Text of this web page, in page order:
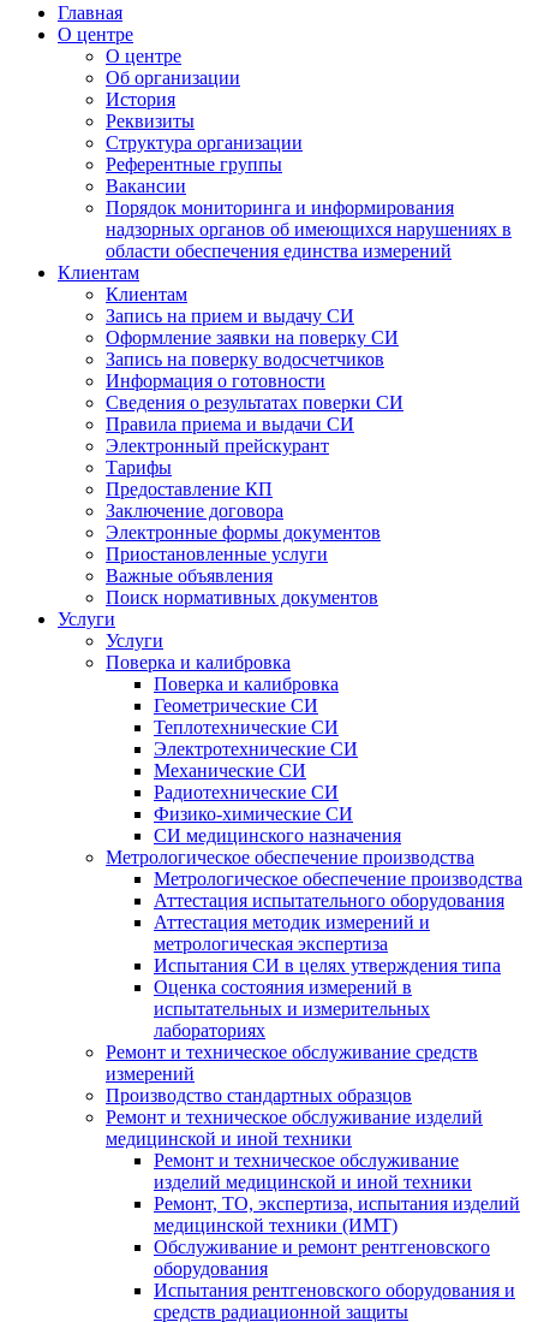
Главная
О центре
О центре
Об организации
История
Реквизиты
Структура организации
Референтные группы
Вакансии
Порядок мониторинга и информирования
надзорных органов об имеющихся нарушениях в
области обеспечения единства измерений
Клиентам
Клиентам
Запись на прием и выдачу СИ
Оформление заявки на поверку СИ
Запись на поверку водосчетчиков
Информация о готовности
Сведения о результатах поверки СИ
Правила приема и выдачи СИ
Электронный прейскурант
Тарифы
Предоставление КП
Заключение договора
Электронные формы документов
Приостановленные услуги
Важные объявления
Поиск нормативных документов
Услуги
Услуги
Поверка и калибровка
Поверка и калибровка
Геометрические СИ
Теплотехнические СИ
Электротехнические СИ
Механические СИ
Радиотехнические СИ
Физико-химические СИ
СИ медицинского назначения
Метрологическое обеспечение производства
Метрологическое обеспечение производства
Аттестация испытательного оборудования
Аттестация методик измерений и
метрологическая экспертиза
Испытания СИ в целях утверждения типа
Оценка состояния измерений в
испытательных и измерительных
лабораториях
Ремонт и техническое обслуживание средств
измерений
Производство стандартных образцов
Ремонт и техническое обслуживание изделий
медицинской и иной техники
Ремонт и техническое обслуживание
изделий медицинской и иной техники
Ремонт, ТО, экспертиза, испытания изделий
медицинской техники (ИМТ)
Обслуживание и ремонт рентгеновского
оборудования
Испытания рентгеновского оборудования и
средств радиационной защиты